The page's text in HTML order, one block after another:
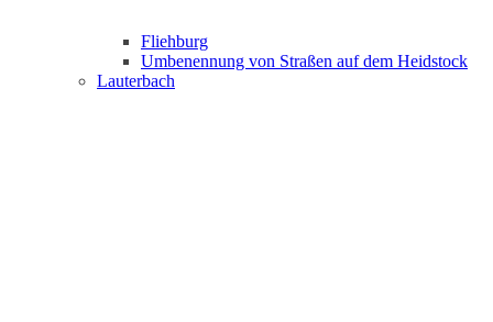
Fliehburg
Umbenennung von Straßen auf dem Heidstock
Lauterbach